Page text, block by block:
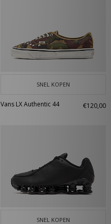
SNEL KOPEN
Vans LX Authentic 44 €120,00
SNEL KOPEN